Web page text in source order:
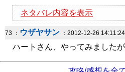
ネタバレ内容を表示
73 ： ウザヤサン ：2012-12-26 14:11:24
ハートさん、やってみました